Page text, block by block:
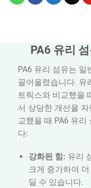
PA6 유리
PA6 유리 섬유는 일
끌어올렸습니다. 유
트릭스와 비교했을
서 상당한 개선을
교했을 때 PA6 유
다:
강화된 힘: 유리
크게 증가하여
딜 수 있습니다.